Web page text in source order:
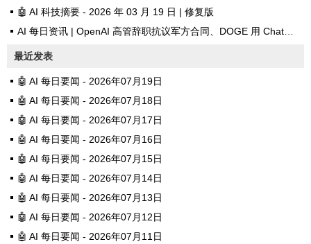
🤖 AI 科技摘要 - 2026 年 03 月 19 日 | 修复版
AI 每日资讯 | OpenAI 高管辞职抗议军方合同、DOGE 用 ChatGPT 砍资助
最近发表
🤖 AI 每日要闻 - 2026年07月19日
🤖 AI 每日要闻 - 2026年07月18日
🤖 AI 每日要闻 - 2026年07月17日
🤖 AI 每日要闻 - 2026年07月16日
🤖 AI 每日要闻 - 2026年07月15日
🤖 AI 每日要闻 - 2026年07月14日
🤖 AI 每日要闻 - 2026年07月13日
🤖 AI 每日要闻 - 2026年07月12日
🤖 AI 每日要闻 - 2026年07月11日